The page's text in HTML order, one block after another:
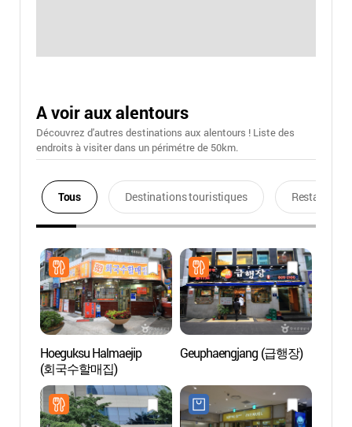
A voir aux alentours
Découvrez d'autres destinations aux alentours ! Liste des
endroits à visiter dans un périmétre de 50km.
Tous Destinations touristiques Restaurants
Hoeguksu Halmaejip
(회국수할매집)
Geuphaengjang (급행장)